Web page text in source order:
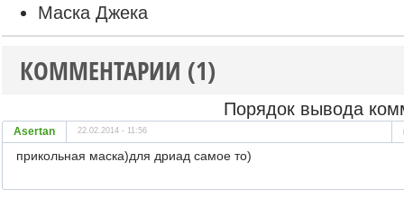
Маска Джека
КОММЕНТАРИИ (1)
Порядок вывода
Asertan 22.02.2014 - 11:56
прикольная маска)для дриад самое то)